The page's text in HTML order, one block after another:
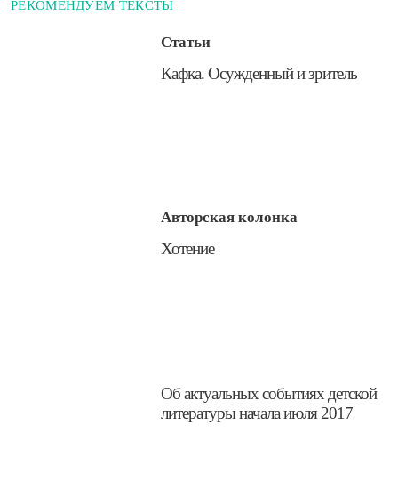
РЕКОМЕНДУЕМ ТЕКСТЫ
Статьи
​Кафка. Осужденный и зритель
Авторская колонка
​Хотение
​Об актуальных событиях детской
литературы начала июля 2017